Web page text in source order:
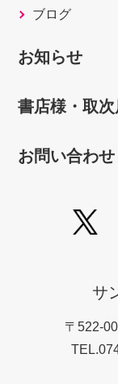
ブログ
お知らせ
書店様・取
お問い合わせ
サ
〒522-